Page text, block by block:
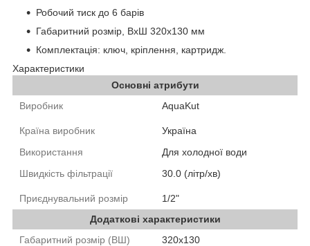
Робочий тиск до 6 барів
Габаритний розмір, ВхШ 320х130 мм
Комплектація: ключ, кріплення, картридж.
Характеристики
Основні атрибути
Виробник
AquaKut
Країна виробник
Україна
Використання
Для холодної води
Швидкість фільтрації
30.0 (літр/хв)
Приєднувальний розмір
1/2"
Додаткові характеристики
Габаритний розмір (ВШ)
320х130